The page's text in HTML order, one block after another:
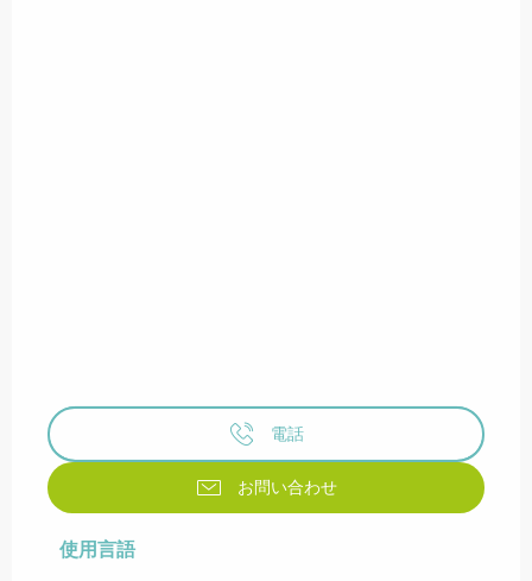
電話
お問い合わせ
使用言語
使用言語